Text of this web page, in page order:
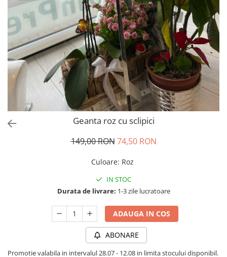
Tricouri si topuri
Rochii de eveniment
Geanta roz cu sclipici
149,00 RON 74,50 RON
Culoare: Roz
IN STOC
Durata de livrare: 1-3 zile lucratoare
ADAUGA IN COS
ABONARE
Promotie valabila in intervalul 28.07 - 12.08 in limita stocului disponibil.